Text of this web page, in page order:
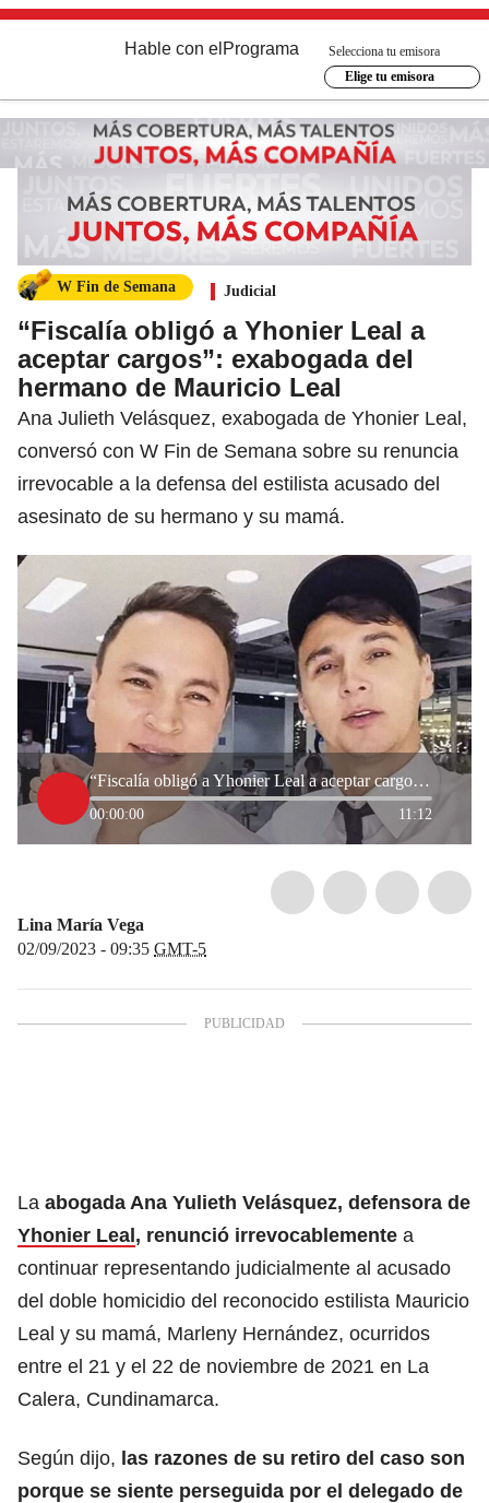
Hable con el Programa
Selecciona tu emisora
Elige tu emisora
W Fin de Semana Judicial
“Fiscalía obligó a Yhonier Leal a
aceptar cargos”: exabogada del
hermano de Mauricio Leal
Ana Julieth Velásquez, exabogada de Yhonier Leal,
conversó con W Fin de Semana sobre su renuncia
irrevocable a la defensa del estilista acusado del
asesinato de su hermano y su mamá.
“Fiscalía obligó a Yhonier Leal a aceptar cargos”: exabogada del hermano de Mauricio Leal
00:00:00 11:12
Lina María Vega
02/09/2023 - 09:35 GMT-5
La abogada Ana Yulieth Velásquez, defensora de
Yhonier Leal, renunció irrevocablemente a
continuar representando judicialmente al acusado
del doble homicidio del reconocido estilista Mauricio
Leal y su mamá, Marleny Hernández, ocurridos
entre el 21 y el 22 de noviembre de 2021 en La
Calera, Cundinamarca.
Según dijo, las razones de su retiro del caso son
porque se siente perseguida por el delegado de